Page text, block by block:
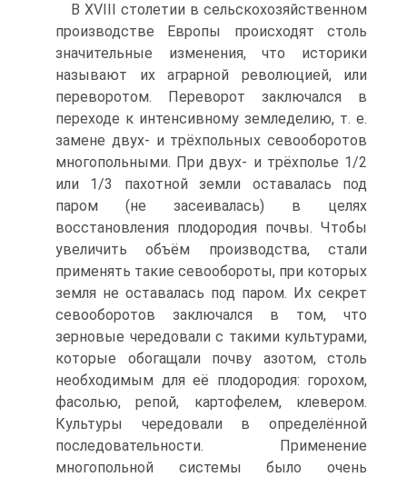
В XVIII столетии в сельскохозяйственном
производстве Европы происходят столь
значительные изменения, что историки
называют их аграрной революцией, или
переворотом. Переворот заключался в
переходе к интенсивному земледе­лию, т. е.
замене двух- и трёхпольных севооборотов
многопольными. При двух- и трёхполье 1/2
или 1/3 пахотной земли оставалась под
паром (не засеивалась) в целях
восстановления плодородия почвы. Чтобы
увеличить объём производ­ства, стали
применять такие севообороты, при которых
земля не оставалась под паром. Их секрет
севооборотов заключался в том, что
зерновые чередовали с та­кими культурами,
которые обогащали почву азотом, столь
необходимым для её плодородия: горохом,
фасолью, репой, картофелем, клевером.
Культуры чередо­вали в определённой
последовательности. Применение
многопольной системы было очень